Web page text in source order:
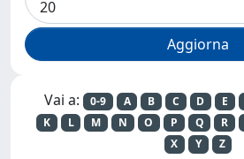
Vai a: 0-9 A B C D E
K
L M N O P Q R
X
Y Z